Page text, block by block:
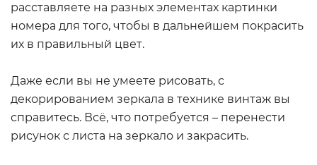
расставляете на разных элементах картинки
номера для того, чтобы в дальнейшем покрасить
их в правильный цвет.
Даже если вы не умеете рисовать, с
декорированием зеркала в технике винтаж вы
справитесь. Всё, что потребуется – перенести
рисунок с листа на зеркало и закрасить.